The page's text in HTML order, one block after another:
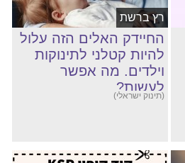
רץ ברשת
החיידק האלים הזה עלול
להיות קטלני לתינוקות
וילדים. מה אפשר
לעשות?
(תינוק ישראלי)